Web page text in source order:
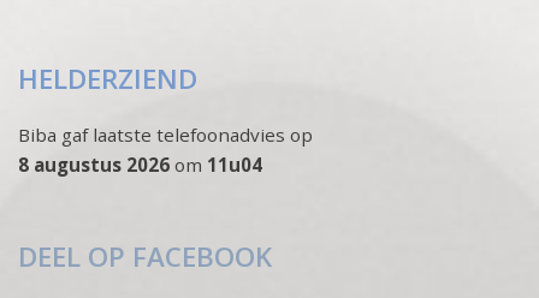
HELDERZIEND
Biba gaf laatste telefoonadvies op
8 augustus 2026 om 11u04
DEEL OP FACEBOOK